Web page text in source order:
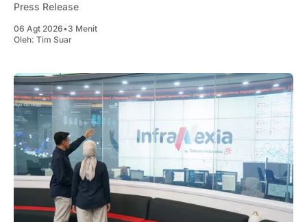
Press Release
06 Agt 2026•3 Menit
Oleh: Tim Suar